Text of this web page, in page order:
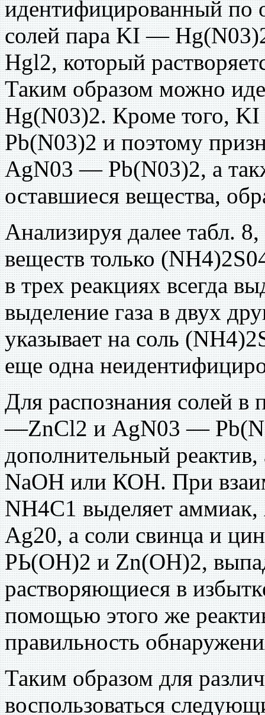
идентифицированный по
солей пара KI —
Hgl2, который
Таким образом можно
Hg(N03)2. Кроме того, KI
Pb(N03)2 и поэтому
AgN03 — Pb(N03)2, а
оставшиеся вещества,
Анализируя далее табл.
веществ только
в трех реакциях всегда
выделение газа в двух
указывает на соль
еще одна
Для распознания солей
—ZnCl2 и AgN03 —
дополнительный
NaOH или КОН. При
NH4C1 выделяет
Ag20, а соли свинца и
РЬ(ОН)2 и Zn(OH)2,
растворяющиеся в
помощью этого же
правильность
Таким образом для
воспользоваться